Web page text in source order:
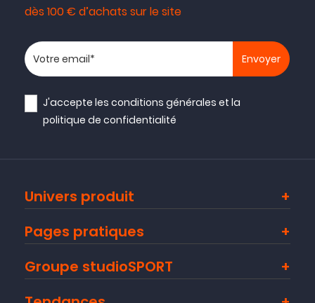
dès 100 € d’achats sur le site
Votre adresse email
J'accepte lesconditions générales et la
politique de confidentialité
Univers produit
Pages pratiques
Groupe studioSPORT